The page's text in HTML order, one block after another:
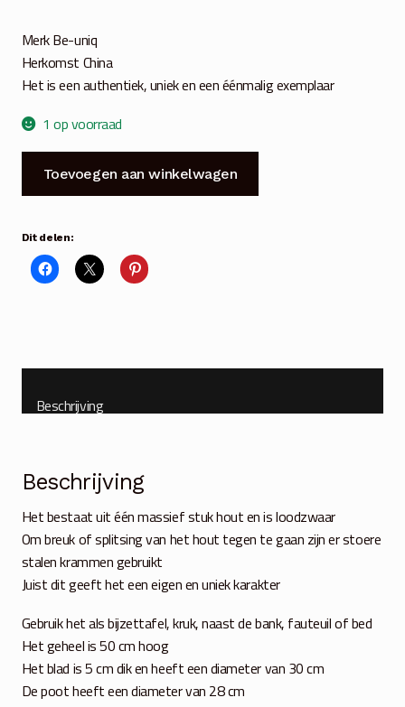
Merk Be-uniq
Herkomst China
Het is een authentiek, uniek en een éénmalig exemplaar
1 op voorraad
bijzettafel-
oud
hout
aantal
Toevoegen aan winkelwagen
Dit delen:
Beschrijving
Beschrijving
Het bestaat uit één massief stuk hout en is loodzwaar
Om breuk of splitsing van het hout tegen te gaan zijn er stoere
stalen krammen gebruikt
Juist dit geeft het een eigen en uniek karakter
Gebruik het als bijzettafel, kruk, naast de bank, fauteuil of bed
Het geheel is 50 cm hoog
Het blad is 5 cm dik en heeft een diameter van 30 cm
De poot heeft een diameter van 28 cm